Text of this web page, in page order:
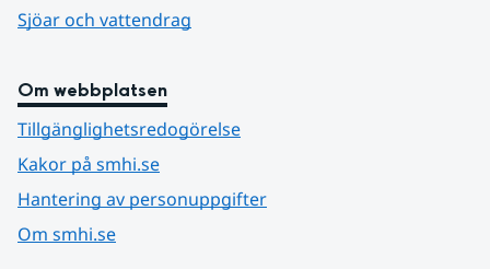
Sjöar och vattendrag
Om webbplatsen
Tillgänglighetsredogörelse
Kakor på smhi.se
Hantering av personuppgifter
Om smhi.se